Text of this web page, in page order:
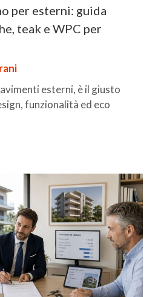
per esterni: guida
teak e WPC per
esterni, è il giusto
funzionalità ed eco